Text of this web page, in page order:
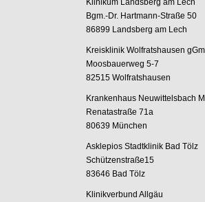
Bgm.-Dr. Hartmann-Straße 50
86899 Landsberg am Lech
Kreisklinik Wolfratshausen
Moosbauerweg 5-7
82515 Wolfratshausen
Krankenhaus Neuwittelsbach
Renatastraße 71a
80639 München
Asklepios Stadtklinik Bad Tölz
Schützenstraße15
83646 Bad Tölz
Klinikverbund Allgäu